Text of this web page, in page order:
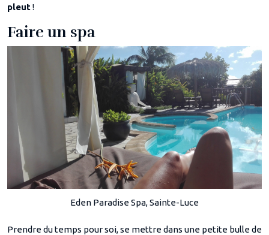
pleut!
Faire un spa
Eden Paradise Spa, Sainte-Luce
Prendre du temps pour soi, se mettre dans une petite bulle de